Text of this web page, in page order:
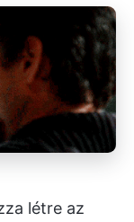
létre az